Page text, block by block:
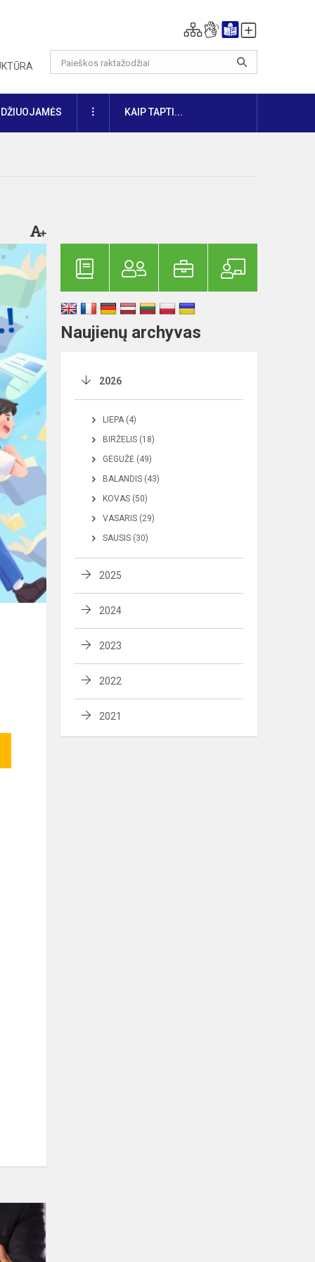
DAUGIAUKAIP TAPTI...
padėti
augti
Naujienų archyvas
2026
LIEPA (4)
BIRŽELIS (18)
GEGUŽĖ (49)
BALANDIS (43)
KOVAS (50)
VASARIS (29)
SAUSIS (30)
2025
2024
2023
2022
2021